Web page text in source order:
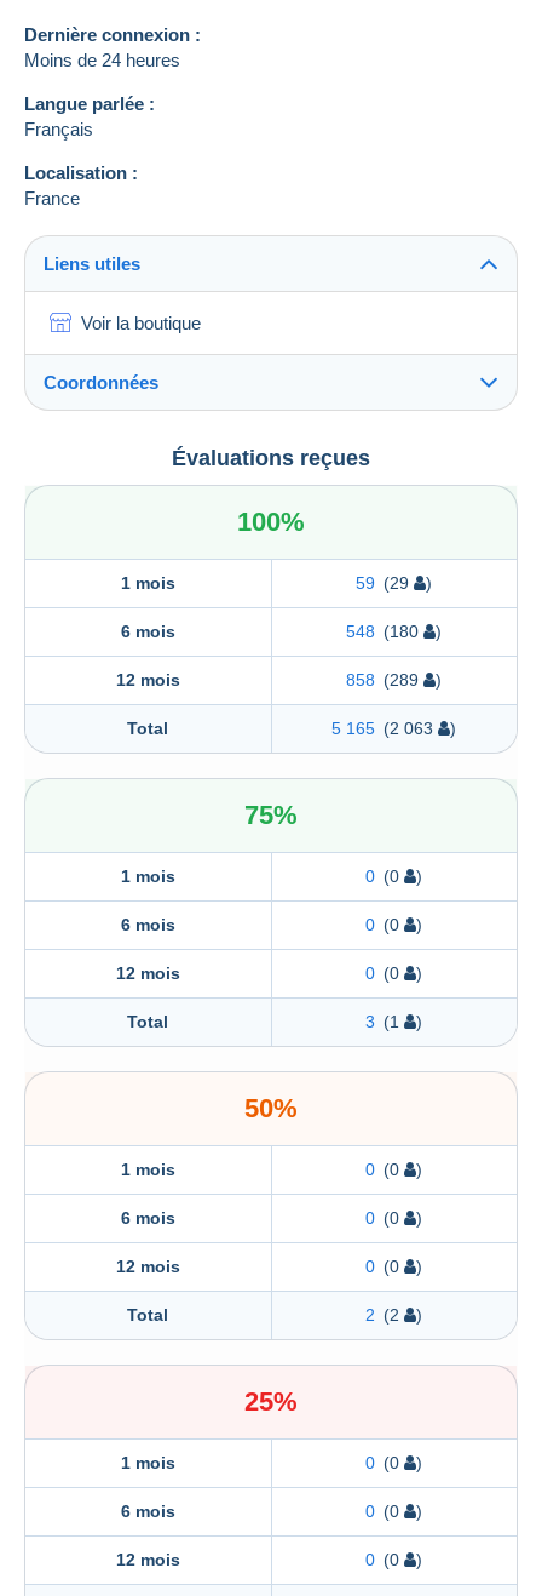
Dernière connexion :
Moins de 24 heures
Langue parlée :
Français
Localisation :
France
Liens utiles
Voir la boutique
Coordonnées
30 A , Boulevard Baron-du-Marais
Évaluations reçues
100%
1 mois 59 (29 )
6 mois 548 (180 )
12 mois 858 (289 )
Total 5 165 (2 063 )
75%
1 mois 0 (0 )
6 mois 0 (0 )
12 mois 0 (0 )
Total 3 (1 )
50%
1 mois 0 (0 )
6 mois 0 (0 )
12 mois 0 (0 )
Total 2 (2 )
25%
1 mois 0 (0 )
6 mois 0 (0 )
12 mois 0 (0 )